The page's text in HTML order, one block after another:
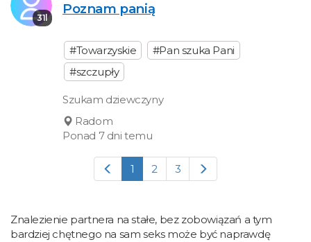
31l
Poznam panią
#Towarzyskie
#Pan szuka Pani
#szczupły
Szukam dziewczyny
Radom
Ponad 7 dni temu
1 2 3
Znalezienie partnera na stałe, bez zobowiązań a tym
bardziej chętnego na sam seks może być naprawdę